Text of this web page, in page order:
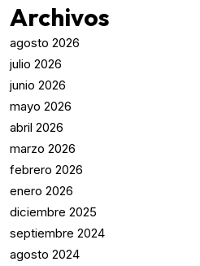
Archivos
agosto 2026
julio 2026
junio 2026
mayo 2026
abril 2026
marzo 2026
febrero 2026
enero 2026
diciembre 2025
septiembre 2024
agosto 2024